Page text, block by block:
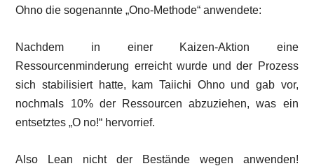
Ohno die sogenannte „Ono-Methode“ anwendete:
Nachdem in einer Kaizen-Aktion eine
Ressourcenminderung erreicht wurde und der Prozess
sich stabilisiert hatte, kam Taiichi Ohno und gab vor,
nochmals 10% der Ressourcen abzuziehen, was ein
entsetztes „O no!“ hervorrief.
Also Lean nicht der Bestände wegen anwenden!